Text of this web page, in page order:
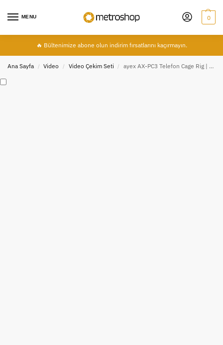
MENU 0
🔥 Bültenimize abone olun indirim fırsatlarını kaçırmayın.
Ana Sayfa / Video / Video Çekim Seti / ayex AX-PC3 Telefon Cage Rig | Çoklu Hot Shoe ve 1/4” Bağlantılı Video & Fotoğraf Kafesi